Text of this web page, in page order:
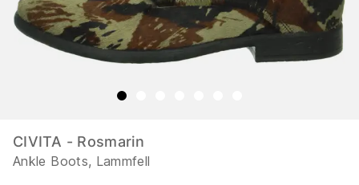
CIVITA - Rosmarin
Ankle Boots, Lammfell